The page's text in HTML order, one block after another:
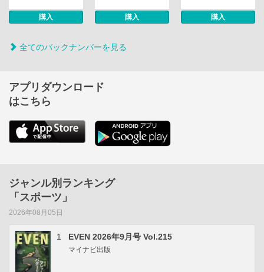
購入 購入 購入
全てのバックナンバーを見る
アプリダウンロード
はこちら
ジャンル別ランキング
「スポーツ」
2026年08月05日
1 EVEN 2026年9月号 Vol.215
マイナビ出版